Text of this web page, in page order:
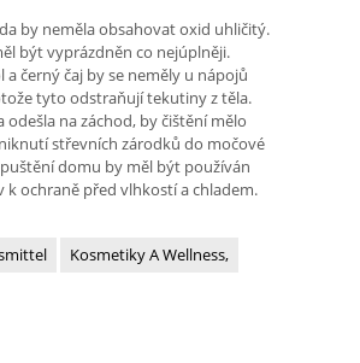
by neměla obsahovat oxid uhličitý.
být vyprázdněn co nejúplněji.
a černý čaj by se neměly u nápojů
tyto odstraňují tekutiny z těla.
odešla na záchod, by čištění mělo
střevních zárodků do močové
domu by měl být používán
k ochraně před vlhkostí a chladem.
Kosmetiky A Wellness,